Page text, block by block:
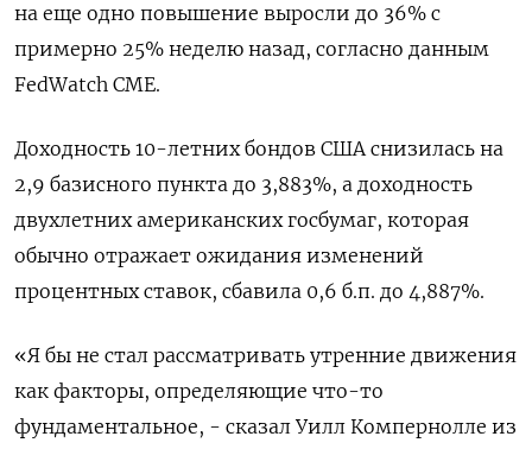
на еще одно повышение выросли до 36% с
примерно 25% неделю назад, согласно данным
FedWatch CME.
Доходность 10-летних бондов США снизилась на
2,9 базисного пункта до 3,883%, а доходность
двухлетних американских госбумаг, которая
обычно отражает ожидания изменений
процентных ставок, сбавила 0,6 б.п. до 4,887%.
«Я бы не стал рассматривать утренние движения
как факторы, определяющие что-то
фундаментальное, - сказал Уилл Компернолле из